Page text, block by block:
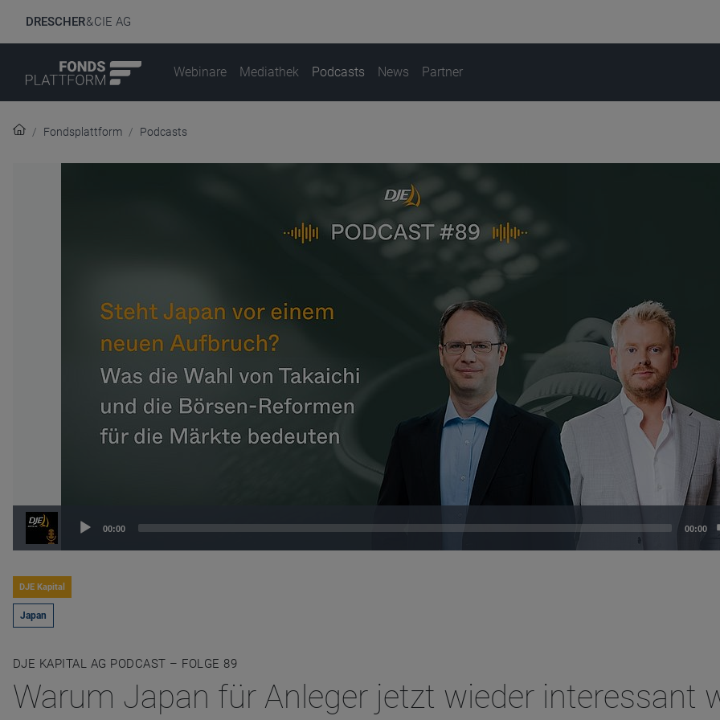
DRESCHER& CIE AG
Webinare Mediathek Podcasts News Partner
Fondsplattform Podcasts
Audio
00:00 00:00
DJE Kapital
Japan
DJE KAPITAL AG PODCAST – FOLGE 89
Warum Japan für Anleger jetzt wieder interessant